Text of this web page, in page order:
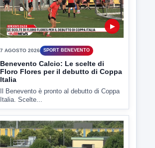
▶
Benevento Calcio: Le scelte di
Floro Flores per il debutto di Coppa
Italia
Il Benevento è pronto al debutto di Coppa
Italia. Scelte...